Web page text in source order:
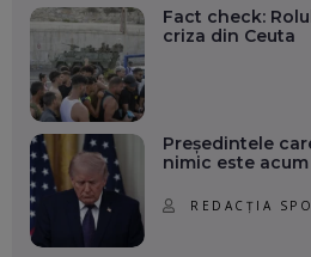
Fact check:
criza din Ceuta
Președintele
nimic este
REDACȚIA